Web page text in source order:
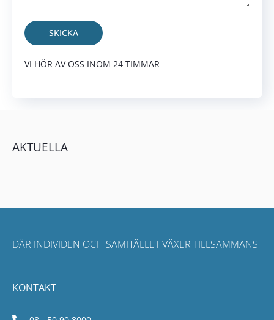
VI HÖR AV OSS INOM 24 TIMMAR
AKTUELL
DÄR INDIVIDEN OCH SAMHÄLLET VÄXER TILLSAMMANS
KONTAKT